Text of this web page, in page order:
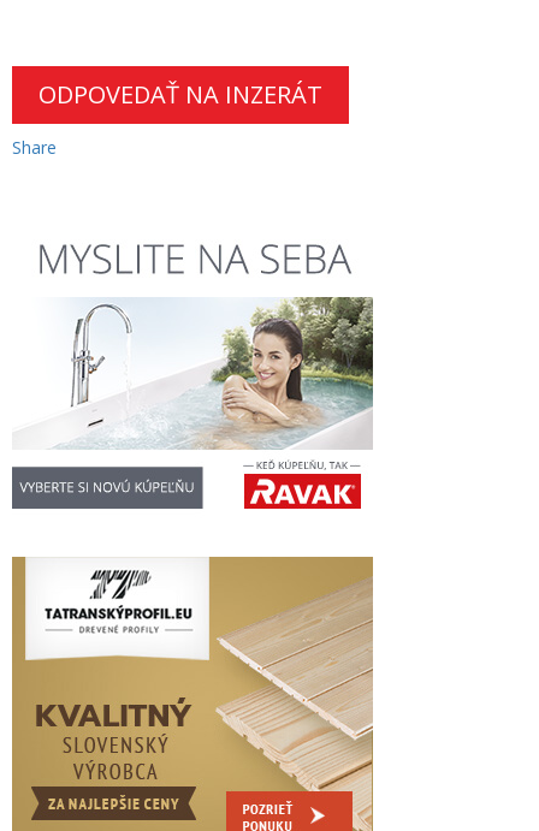
ODPOVEDAŤ NA INZERÁT
Share